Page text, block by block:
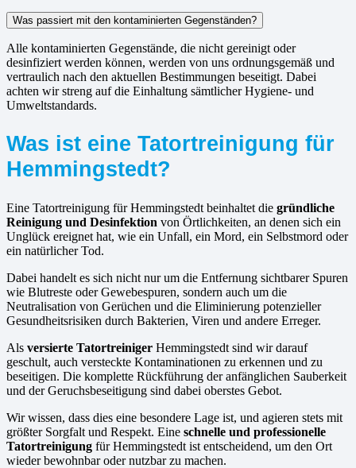
Was passiert mit den kontaminierten Gegenständen?
Alle kontaminierten Gegenstände, die nicht gereinigt oder
desinfiziert werden können, werden von uns ordnungsgemäß und
vertraulich nach den aktuellen Bestimmungen beseitigt. Dabei
achten wir streng auf die Einhaltung sämtlicher Hygiene- und
Umweltstandards.
Was ist eine Tatortreinigung für
Hemmingstedt?
Eine Tatortreinigung für Hemmingstedt beinhaltet die gründliche
Reinigung und Desinfektion von Örtlichkeiten, an denen sich ein
Unglück ereignet hat, wie ein Unfall, ein Mord, ein Selbstmord oder
ein natürlicher Tod.
Dabei handelt es sich nicht nur um die Entfernung sichtbarer Spuren
wie Blutreste oder Gewebespuren, sondern auch um die
Neutralisation von Gerüchen und die Eliminierung potenzieller
Gesundheitsrisiken durch Bakterien, Viren und andere Erreger.
Als versierte Tatortreiniger Hemmingstedt sind wir darauf
geschult, auch versteckte Kontaminationen zu erkennen und zu
beseitigen. Die komplette Rückführung der anfänglichen Sauberkeit
und der Geruchsbeseitigung sind dabei oberstes Gebot.
Wir wissen, dass dies eine besondere Lage ist, und agieren stets mit
größter Sorgfalt und Respekt. Eine schnelle und professionelle
Tatortreinigung für Hemmingstedt ist entscheidend, um den Ort
wieder bewohnbar oder nutzbar zu machen.